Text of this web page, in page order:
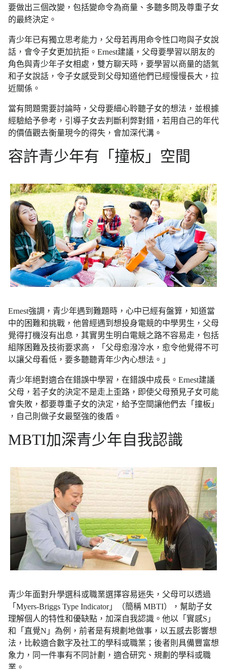
要做出三個改變，包括變命令為商量、多聽多問及尊重子女
的最終決定。
青少年已有獨立思考能力，父母若再用命令性口吻與子女說
話，會令子女更加抗拒。Ernest建議，父母要學習以朋友的
角色與青少年子女相處，雙方聊天時，要學習以商量的語氣
和子女說話，令子女感受到父母知道他們已經慢慢長大，拉
近關係。
當有問題需要討論時，父母要細心聆聽子女的想法，並根據
經驗給予參考，引導子女去判斷利弊對錯，若用自己的年代
的價值觀去衡量現今的得失，會加深代溝。
容許青少年有「撞板」空間
Ernest強調，青少年遇到難題時，心中已經有盤算，知道當
中的困難和挑戰，他曾經遇到想投身電競的中學男生，父母
覺得打機沒有出息，其實男生明白電競之路不容易走，包括
組隊困難及技術要求高，「父母愈潑冷水，愈令他覺得不可
以讓父母看低，要多聽聽青年少內心想法。」
青少年絕對適合在錯誤中學習，在錯誤中成長。Ernest建議
父母，若子女的決定不是走上歪路，即使父母預見子女可能
會失敗，都要尊重子女的決定，給予空間讓他們去「撞板」
，自己則做子女最堅強的後盾。
MBTI加深青少年自我認識
青少年面對升學選科或職業選擇容易迷失，父母可以透過
「Myers-Briggs Type Indicator」（簡稱 MBTI），幫助子女
理解個人的特性和優缺點，加深自我認識。他以「實感S」
和「直覺N」為例，前者是有規劃地做事，以五感去影響想
法，比較適合數字及社工的學科或職業；後者則具備豐富想
象力，同一件事有不同計劃，適合研究、規劃的學科或職
業。